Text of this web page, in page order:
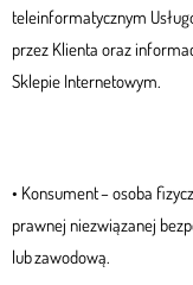
teleinformatycznym
przez Klienta oraz
Sklepie Internetowym.
• Konsument – osoba
prawnej niezwiązanej
lub zawodową.